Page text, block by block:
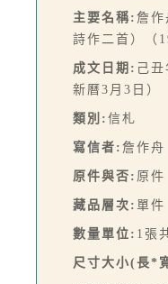
主要名稱: 詹作
詩作二首）（
成文日期: 己
新曆3月3日）
類別: 信札
寫信者: 詹作舟
原件與否: 原件
藏品層次: 單件
數量單位: 1張
尺寸大小(長*